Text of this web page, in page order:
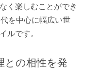
く楽しむことができ
を中心に幅広い世
ルです。
との相性を発